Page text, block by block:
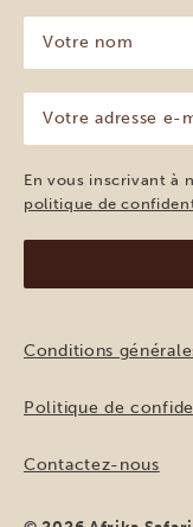
nom
(Nécessaire)
adresse
e-
mail
(Nécessaire)
En vous inscrivant à
politique de
Conditions
Politique de
Contactez-nous